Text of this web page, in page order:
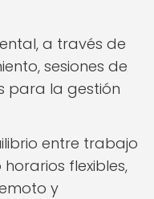
a través de
sesiones de
para la gestión
entre trabajo
flexibles,
y